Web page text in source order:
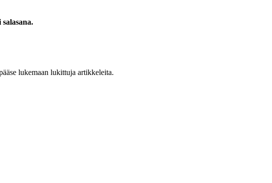
lukemaan lukittuja artikkeleita.